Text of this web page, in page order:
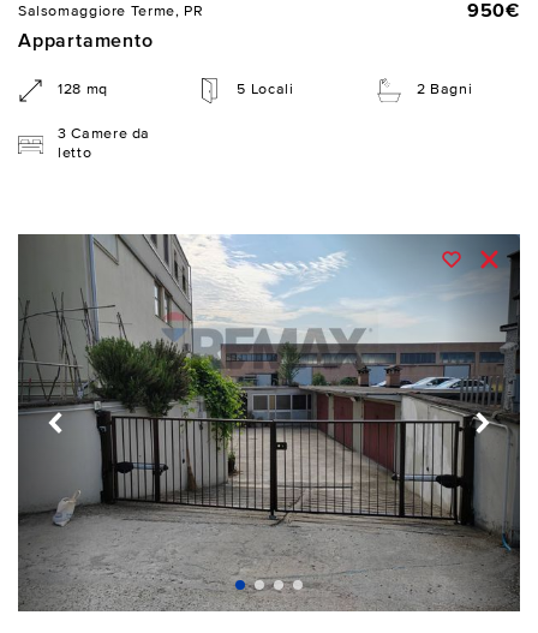
Salsomaggiore Terme, PR
950€
Appartamento
128 mq 5 Locali 2 Bagni
3 Camere da
letto